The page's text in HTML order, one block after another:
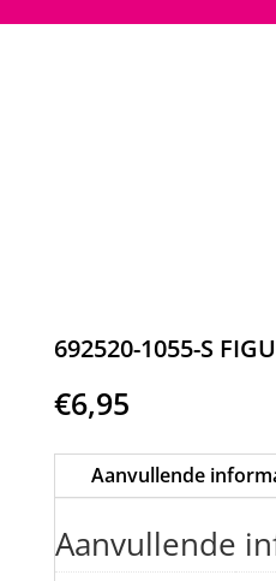
692520-1055-S
€6,95
Aanvullende
Aanvullende